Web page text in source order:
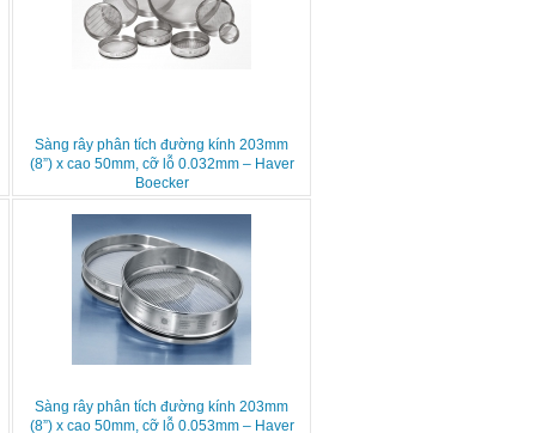
Sàng rây phân tích đường kính 203mm
(8”) x cao 50mm, cỡ lỗ 0.032mm – Haver
Boecker
Sàng rây phân tích đường kính 203mm
(8”) x cao 50mm, cỡ lỗ 0.053mm – Haver